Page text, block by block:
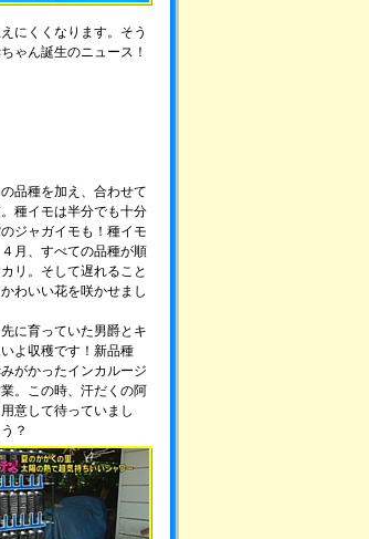
にくくなります。そう
ゃん誕生のニュース！
品種を加え、合わせて
種イモは半分でも十分
ジャガイモも！種イモ
月、すべての品種が順
リ。そして遅れること
わいい花を咲かせまし
に育っていた男爵とキ
よ収穫です！新品種
がかったインカルージ
。この時、汗だくの阿
意して待っていまし
？